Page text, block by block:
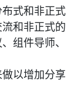
式和非正式
和非正式的
组件导师、
以增加分享